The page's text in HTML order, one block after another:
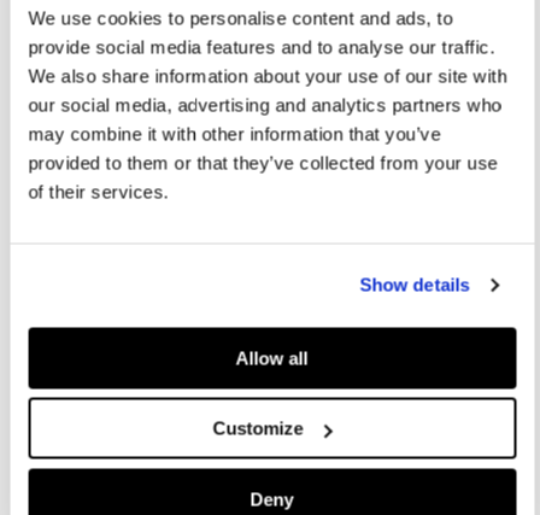
We use cookies to personalise content and ads, to
provide social media features and to analyse our traffic.
We also share information about your use of our site with
our social media, advertising and analytics partners who
may combine it with other information that you’ve
provided to them or that they’ve collected from your use
of their services.
Show details
Allow all
Customize
Deny
36
41
Größentabelle
ARTIKEL DETAILS